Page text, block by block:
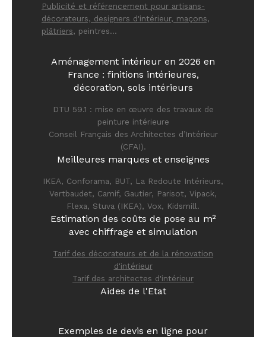
Publicité et référencement pour artisans-
décorateurs, designers d'intérieur, maçons,
plâtriers, peintres...
Aménagement intérieur en 2026 en
France : finitions intérieures,
décoration, sols intérieurs
DTU 59.1 : mise en œuvre des travaux de
peinture intérieure
Conseil Français des Architectes d’Intérieur
(CFAI).
Meilleures marques et enseignes
IKEA, Conforama, BUT, La Redoute Intérieurs,
Vertbaudet, Camif, Gautier, Parisot, Vipack,
Flexa, Stuva (IKEA), Vox, Kidsmill.
Estimation des coûts de pose au m²
avec chiffrage et simulation
Tarif des décorateurs et de la rénovation
d'intérieur
Tarif des architectes d'intérieur
Aides de l'Etat
Exemples de devis en ligne pour